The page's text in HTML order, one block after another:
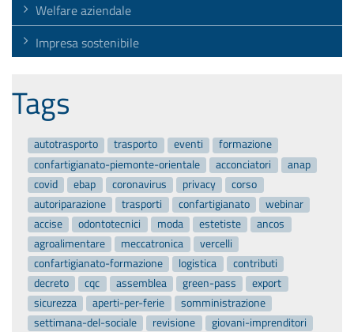
Welfare aziendale
Impresa sostenibile
Tags
autotrasporto trasporto eventi
formazione
confartigianato-piemonte-orientale
acconciatori
anap
covid
ebap coronavirus privacy
corso
autoriparazione
trasporti confartigianato
webinar
accise
odontotecnici moda estetiste
ancos
agroalimentare
meccatronica
vercelli
confartigianato-formazione
logistica
contributi
decreto
cqc assemblea green-pass
export
sicurezza
aperti-per-ferie
somministrazione
settimana-del-sociale
revisione
giovani-imprenditori